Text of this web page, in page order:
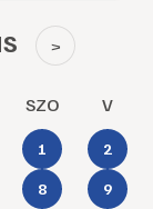
>
SZO V
1 2
8 9